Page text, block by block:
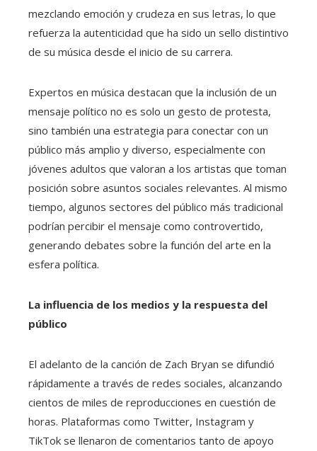
mezclando emoción y crudeza en sus letras, lo que
refuerza la autenticidad que ha sido un sello distintivo
de su música desde el inicio de su carrera.
Expertos en música destacan que la inclusión de un
mensaje político no es solo un gesto de protesta,
sino también una estrategia para conectar con un
público más amplio y diverso, especialmente con
jóvenes adultos que valoran a los artistas que toman
posición sobre asuntos sociales relevantes. Al mismo
tiempo, algunos sectores del público más tradicional
podrían percibir el mensaje como controvertido,
generando debates sobre la función del arte en la
esfera política.
La influencia de los medios y la respuesta del
público
El adelanto de la canción de Zach Bryan se difundió
rápidamente a través de redes sociales, alcanzando
cientos de miles de reproducciones en cuestión de
horas. Plataformas como Twitter, Instagram y
TikTok se llenaron de comentarios tanto de apoyo